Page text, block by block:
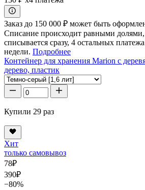
Заказ до 150 000 ₽ может быть
Списание происходит равными
списывается сразу, 4 остальных
недели. Подробнее
Контейнер для хранения Marion с
дерево, пластик
Купили 29 раз
Хит
только самовывоз
78₽
390₽
−80%